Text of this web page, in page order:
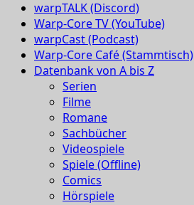
warpTALK (Discord)
Warp-Core TV (YouTube)
warpCast (Podcast)
Warp-Core Café (Stammtisch)
Datenbank von A bis Z
Serien
Filme
Romane
Sachbücher
Videospiele
Spiele (Offline)
Comics
Hörspiele